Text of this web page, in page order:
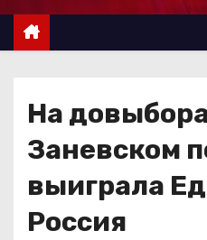
ж
На
Заневском
выиграла
Россия